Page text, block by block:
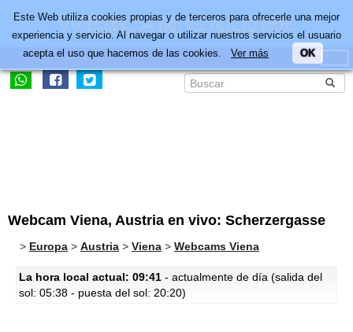
Webcam Viena, Austria en vivo: Scherzergasse
> Europa > Austria > Viena > Webcams Viena
La hora local actual: 09:41 - actualmente de día (salida del
sol: 05:38 - puesta del sol: 20:20)
Este Web utiliza cookies propias y de terceros para ofrecerle una mejor
experiencia y servicio. Al navegar o utilizar nuestros servicios el usuario
acepta el uso que hacemos de las cookies. Ver más OK